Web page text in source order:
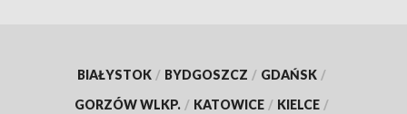
BIAŁYSTOK / BYDGOSZCZ / GDAŃSK /
GORZÓW WLKP. / KATOWICE / KIELCE /